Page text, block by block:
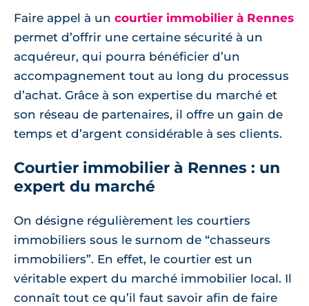
Faire appel à un courtier immobilier à Rennes
permet d’offrir une certaine sécurité à un
acquéreur, qui pourra bénéficier d’un
accompagnement tout au long du processus
d’achat. Grâce à son expertise du marché et
son réseau de partenaires, il offre un gain de
temps et d’argent considérable à ses clients.
Courtier immobilier à Rennes : un
expert du marché
On désigne régulièrement les courtiers
immobiliers sous le surnom de “chasseurs
immobiliers”. En effet, le courtier est un
véritable expert du marché immobilier local. Il
connaît tout ce qu’il faut savoir afin de faire